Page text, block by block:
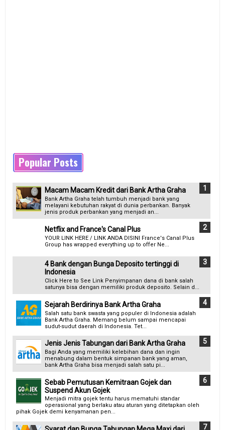
Popular Posts
Macam Macam Kredit dari Bank Artha Graha
Bank Artha Graha telah tumbuh menjadi bank yang
melayani kebutuhan rakyat di dunia perbankan. Banyak
jenis produk perbankan yang menjadi an...
Netflix and France's Canal Plus
YOUR LINK HERE / LINK ANDA DISINI France's Canal Plus
Group has wrapped everything up to offer Ne...
4 Bank dengan Bunga Deposito tertinggi di
Indonesia
Click Here to See Link Penyimpanan dana di bank salah
satunya bisa dengan memiliki produk deposito. Selain d...
Sejarah Berdirinya Bank Artha Graha
Salah satu bank swasta yang populer di Indonesia adalah
Bank Artha Graha. Memang belum sampai mencapai
sudut-sudut daerah di Indonesia. Tet...
Jenis Jenis Tabungan dari Bank Artha Graha
Bagi Anda yang memiliki kelebihan dana dan ingin
menabung dalam bentuk simpanan bank yang aman,
bank Artha Graha bisa menjadi salah satu pi...
Sebab Pemutusan Kemitraan Gojek dan
Suspend Akun Gojek
Menjadi mitra gojek tentu harus mematuhi standar
operasional yang berlaku atau aturan yang ditetapkan oleh
pihak Gojek demi kenyamanan pen...